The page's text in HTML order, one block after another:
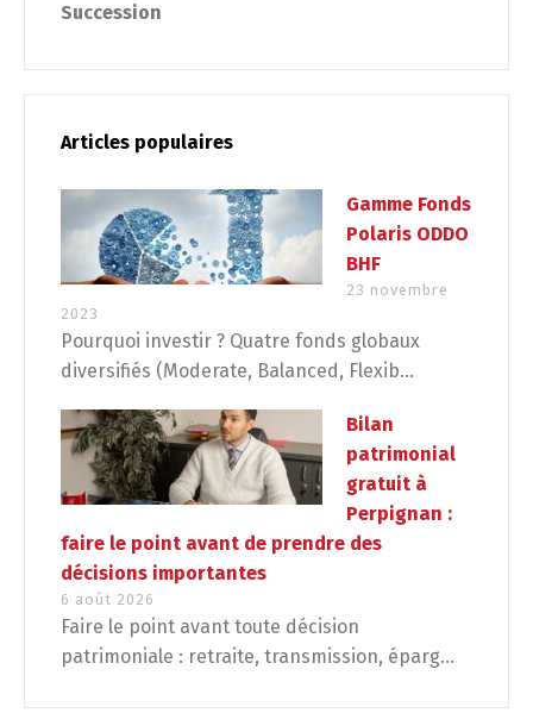
Succession
Articles populaires
Gamme Fonds
Polaris ODDO
BHF
23 novembre
2023
Pourquoi investir ? Quatre fonds globaux
diversifiés (Moderate, Balanced, Flexib...
Bilan
patrimonial
gratuit à
Perpignan :
faire le point avant de prendre des
décisions importantes
6 août 2026
Faire le point avant toute décision
patrimoniale : retraite, transmission, éparg...